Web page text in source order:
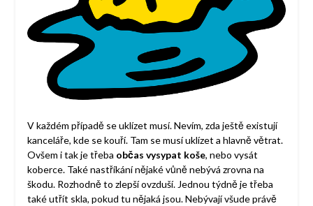
V každém případě se uklízet musí. Nevím, zda ještě existují
kanceláře, kde se kouří. Tam se musí uklízet a hlavně větrat.
Ovšem i tak je třeba občas vysypat koše, nebo vysát
koberce. Také nastříkání nějaké vůně nebývá zrovna na
škodu. Rozhodně to zlepší ovzduší. Jednou týdně je třeba
také utřít skla, pokud tu nějaká jsou. Nebývají všude právě